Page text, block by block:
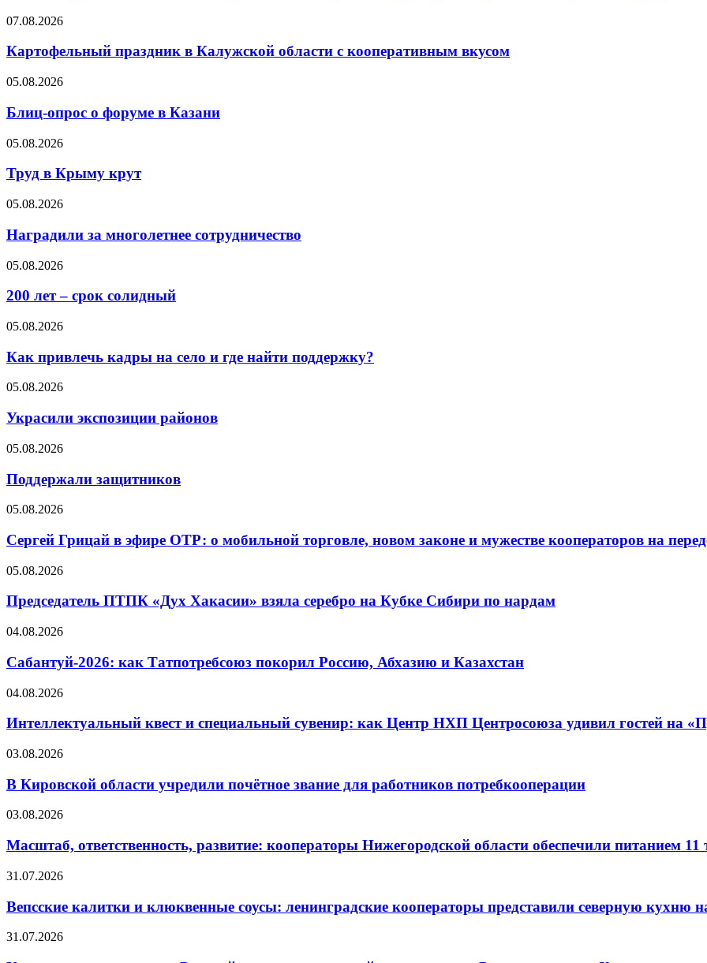
07.08.2026
Картофельный праздник в Калужской области с кооперативным вкусом
05.08.2026
Блиц-опрос о форуме в Казани
05.08.2026
Труд в Крыму крут
05.08.2026
Наградили за многолетнее сотрудничество
05.08.2026
200 лет – срок солидный
05.08.2026
Как привлечь кадры на село и где найти поддержку?
05.08.2026
Украсили экспозиции районов
05.08.2026
Поддержали защитников
05.08.2026
Сергей Грицай в эфире ОТР: о мобильной торговле, новом законе и мужестве кооператоров на
05.08.2026
Председатель ПТПК «Дух Хакасии» взяла серебро на Кубке Сибири по нардам
04.08.2026
Сабантуй-2026: как Татпотребсоюз покорил Россию, Абхазию и Казахстан
04.08.2026
Интеллектуальный квест и специальный сувенир: как Центр НХП Центросоюза удивил гостей на
03.08.2026
В Кировской области учредили почётное звание для работников потребкооперации
03.08.2026
Масштаб, ответственность, развитие: кооператоры Нижегородской области обеспечили питанием
31.07.2026
Вепсские калитки и клюквенные соусы: ленинградские кооператоры представили северную кухню
31.07.2026